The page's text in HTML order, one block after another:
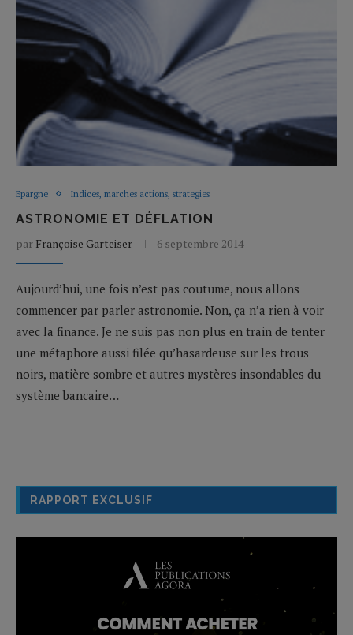
Epargne Indices, marches actions, strategies
ASTRONOMIE ET DÉFLATION
par Françoise Garteiser 6 septembre 2014
Aujourd’hui, une fois n’est pas coutume, nous allons
commencer par parler astronomie. Non, ça n’a rien à voir
avec la finance. Je ne suis pas non plus en train de tenter
une métaphore aussi filée qu’hasardeuse sur les trous
noirs, matière sombre et autres mystères insondables du
système bancaire…
RAPPORT EXCLUSIF